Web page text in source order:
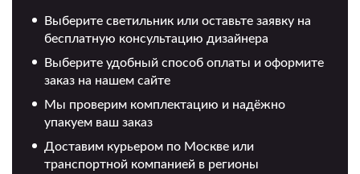
Выберите светильник или оставьте заявку на
бесплатную консультацию дизайнера
Выберите удобный способ оплаты и оформите
заказ на нашем сайте
Мы проверим комплектацию и надёжно
упакуем ваш заказ
Доставим курьером по Москве или
транспортной компанией в регионы